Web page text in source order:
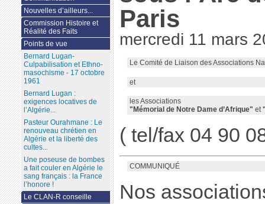
Paris
mercredi 11 mars
Le Comité de Liaison des Associations
et
les Associations
"Mémorial de Notre Dame d’Afrique" et
( tel/fax 04 90
COMMUNIQUÉ
Nos
Nouvelles d’ailleurs...
Commission Histoire et
Réalité des Faits
Points de vue
Bernard Lugan-
Culpabilisation et Ethno-
masochisme - 17 octobre
1961
Bernard Lugan :
exigences locatives de
l’Algérie...
Pasteur Ourahmane : Le
renouveau chrétien en
Algérie et la liberté des
cultes...
Une poseuse de bombes
a fait couler en Algérie le
sang français : la France
l’honore !
Le CLAN-R conseille